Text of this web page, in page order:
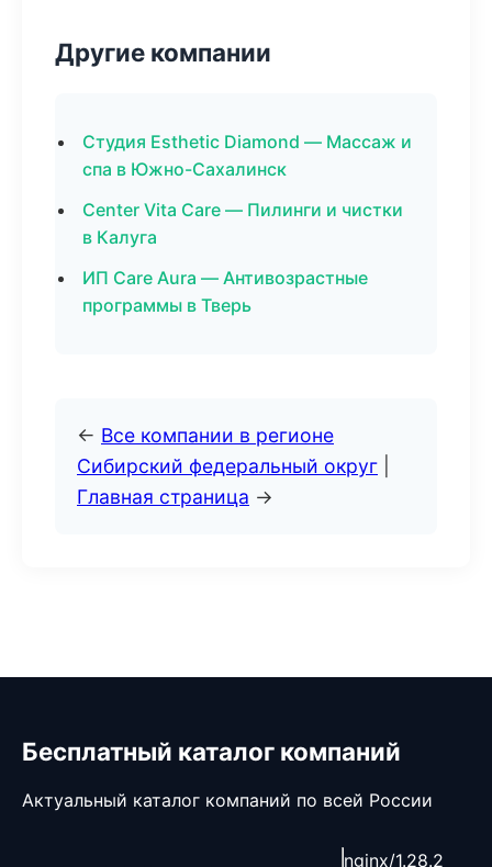
Другие компании
Студия Esthetic Diamond — Массаж и
спа в Южно-Сахалинск
Center Vita Care — Пилинги и чистки
в Калуга
ИП Care Aura — Антивозрастные
программы в Тверь
← Все компании в регионе
Сибирский федеральный округ
Главная страница →
Бесплатный каталог компаний
Актуальный каталог компаний по всей России
nginx/1.28.2